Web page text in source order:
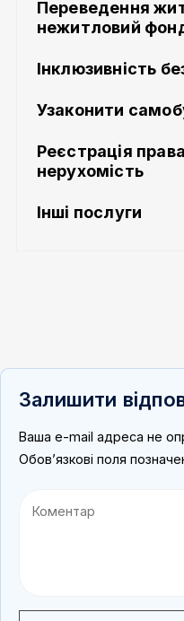
Переведення
нежитловий
Інклюзивність
Узаконити
Реєстрація
нерухомість
Інші послуги
Залишити
Ваша e-mail адреса не
Обов’язкові поля